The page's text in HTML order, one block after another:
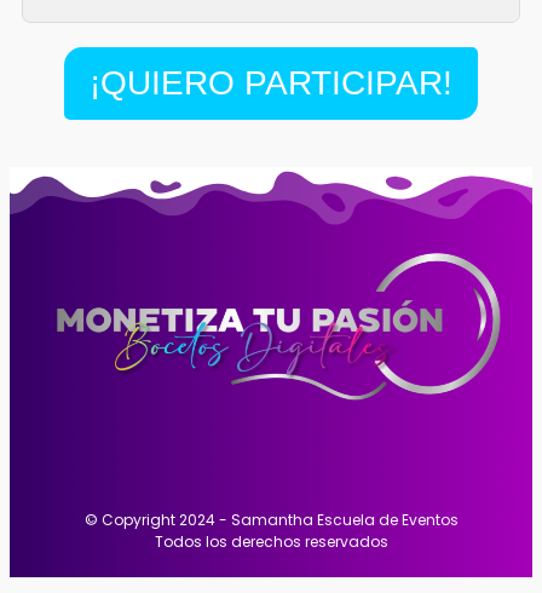
¡QUIERO PARTICIPAR!
© Copyright 2024 - Samantha Escuela de Eventos
Todos los derechos reservados